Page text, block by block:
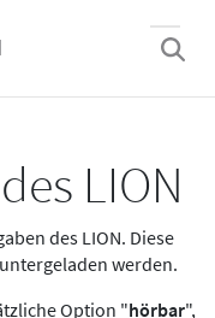
LION
des LION. Diese
werden.
Option "hörbar",